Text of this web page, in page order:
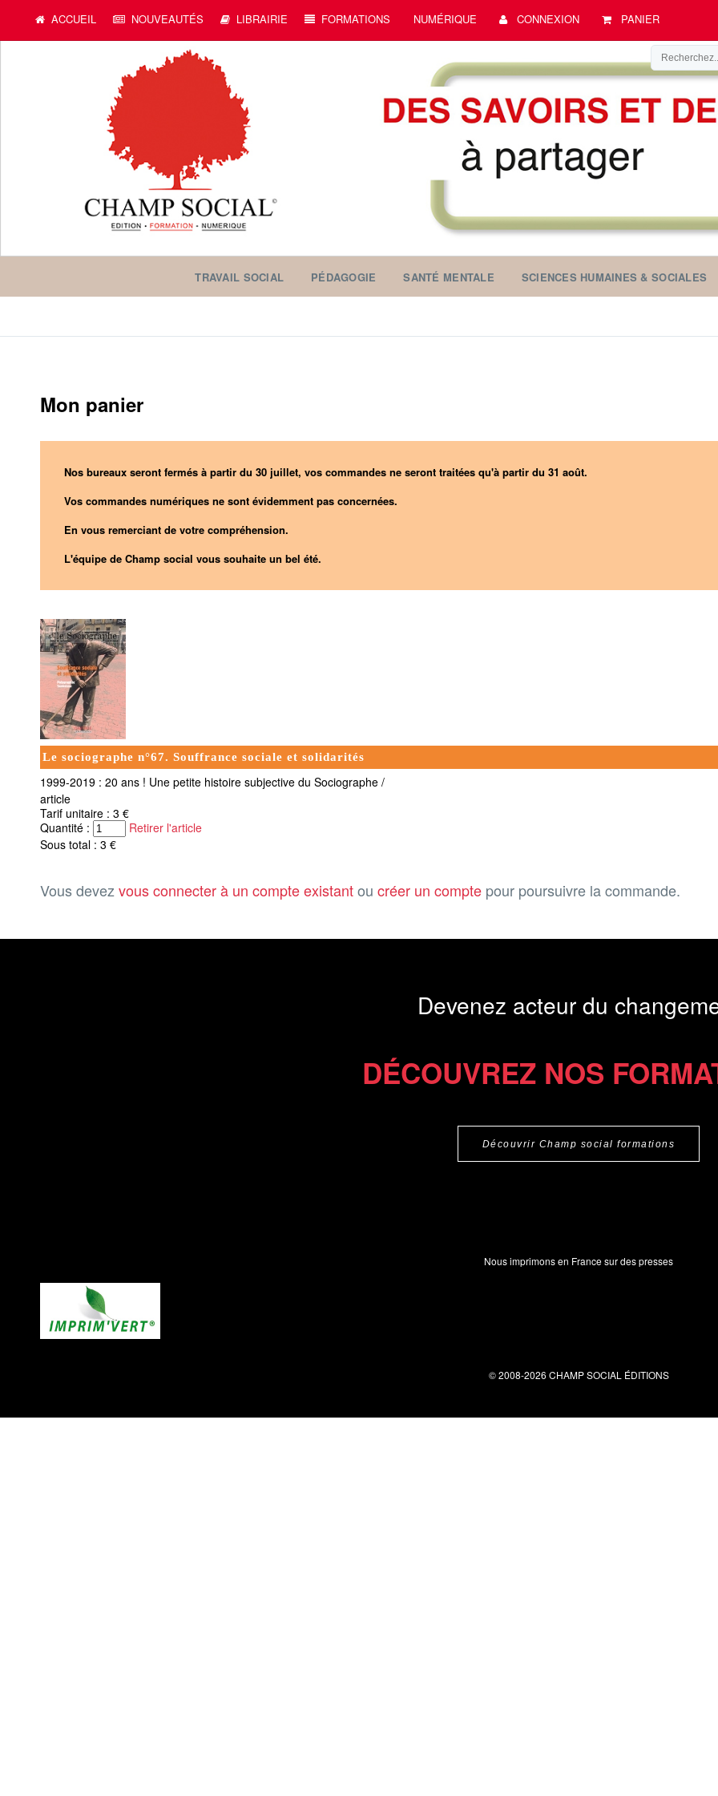
ACCUEIL NOUVEAUTÉS LIBRAIRIE FORMATIONS NUMÉRIQUE CONNEXION PANIER
TRAVAIL SOCIAL PÉDAGOGIE SANTÉ MENTALE SCIENCES HUMAINES & SOCIALES
Mon panier
Nos bureaux seront fermés à partir du 30 juillet, vos commandes ne seront traitées qu'à partir du 31 août.
Vos commandes numériques ne sont évidemment pas concernées.
En vous remerciant de votre compréhension.
L'équipe de Champ social vous souhaite un bel été.
Le sociographe n°67. Souffrance sociale et solidarités
1999-2019 : 20 ans ! Une petite histoire subjective du Sociographe /
article
Tarif unitaire : 3 €
Quantité :
Retirer l'article
Sous total : 3 €
Vous devezvous connecter à un compte existantou créer un compte pour poursuivre la commande.
Devenez acteur du
DÉCOUVREZ NOS
Découvrir Champ social formations
Nous imprimons en France sur des presses
© 2008-2026 CHAMP SOCIAL ÉDITIONS